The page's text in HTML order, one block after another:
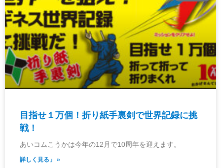
目指せ１万個！折り紙手裏剣で世界記録に挑
戦！
あいコムこうかは今年の12月で10周年を迎えます。
詳しく見る」 »